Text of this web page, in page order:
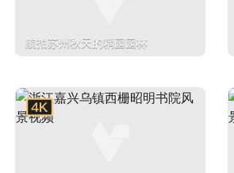
航拍苏州秋天的耦园园林